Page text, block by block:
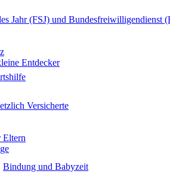
Bindung und Babyzeit
Jahr (FSJ) und Bundesfreiwilligendienst
Entdecker
Versicherte
Eltern